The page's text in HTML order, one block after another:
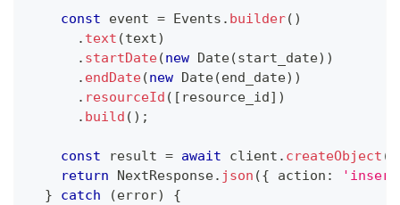
const event = Events . builder( )
. text (text)
. startDate(new Date(start_date) )
. endDate(new Date(end_date) )
. resourceId ( [ resource_id] )
. build ( ) ;
const result = await client . createObject (
return NextResponse. json ({ action :
}
catch (error)
{